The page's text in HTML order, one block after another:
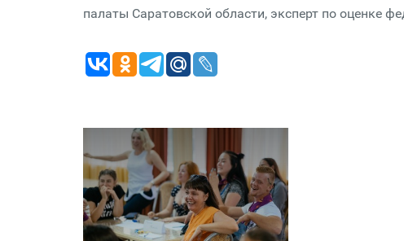
палаты Саратовской области, эксперт по оценке